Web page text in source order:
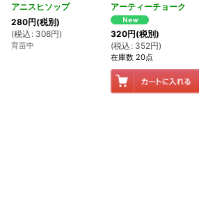
アニスヒソップ
280円(税別)
(税込 : 308円)
育苗中
アーティーチョーク
320円(税別)
(税込 : 352円)
在庫数 20点